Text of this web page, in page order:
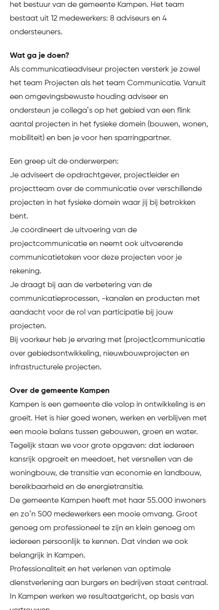
het bestuur van de gemeente Kampen. Het team
bestaat uit 12 medewerkers: 8 adviseurs en 4
ondersteuners.
Wat ga je doen?
Als communicatieadviseur projecten versterk je zowel
het team Projecten als het team Communicatie. Vanuit
een omgevingsbewuste houding adviseer en
ondersteun je collega’s op het gebied van een flink
aantal projecten in het fysieke domein (bouwen, wonen,
mobiliteit) en ben je voor hen sparringpartner.
Een greep uit de onderwerpen:
Je adviseert de opdrachtgever, projectleider en
projectteam over de communicatie over verschillende
projecten in het fysieke domein waar jij bij betrokken
bent.
Je coördineert de uitvoering van de
projectcommunicatie en neemt ook uitvoerende
communicatietaken voor deze projecten voor je
rekening.
Je draagt bij aan de verbetering van de
communicatieprocessen, -kanalen en producten met
aandacht voor de rol van participatie bij jouw
projecten.
Bij voorkeur heb je ervaring met (project)communicatie
over gebiedsontwikkeling, nieuwbouwprojecten en
infrastructurele projecten.
Over de gemeente Kampen
Kampen is een gemeente die volop in ontwikkeling is en
groeit. Het is hier goed wonen, werken en verblijven met
een mooie balans tussen gebouwen, groen en water.
Tegelijk staan we voor grote opgaven: dat iedereen
kansrijk opgroeit en meedoet, het versnellen van de
woningbouw, de transitie van economie en landbouw,
bereikbaarheid en de energietransitie.
De gemeente Kampen heeft met haar 55.000 inwoners
en zo’n 500 medewerkers een mooie omvang. Groot
genoeg om professioneel te zijn en klein genoeg om
iedereen persoonlijk te kennen. Dat vinden we ook
belangrijk in Kampen.
Professionaliteit en het verlenen van optimale
dienstverlening aan burgers en bedrijven staat centraal.
In Kampen werken we resultaatgericht, op basis van